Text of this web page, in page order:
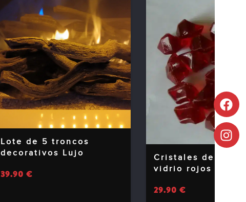
Lote de 5 troncos
decorativos Lujo
39.90 €
Cristales de fibra
vidrio rojos (500
29.90 €